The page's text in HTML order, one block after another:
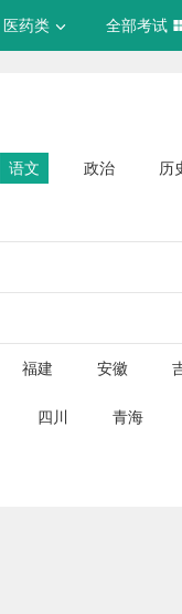
医药类 全部考试
语文 政治 历
福建 安徽
四川 青海